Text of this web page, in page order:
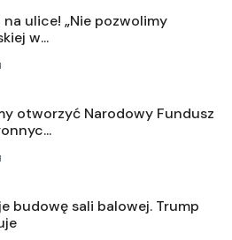
ulice! „Nie pozwolimy
w...
otworzyć Narodowy Fundusz
budowę sali balowej. Trump